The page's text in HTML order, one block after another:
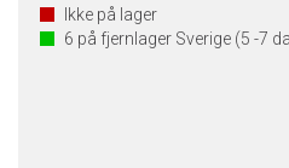
Ikke på lager
6 på fjernlager Sverige (5 -7